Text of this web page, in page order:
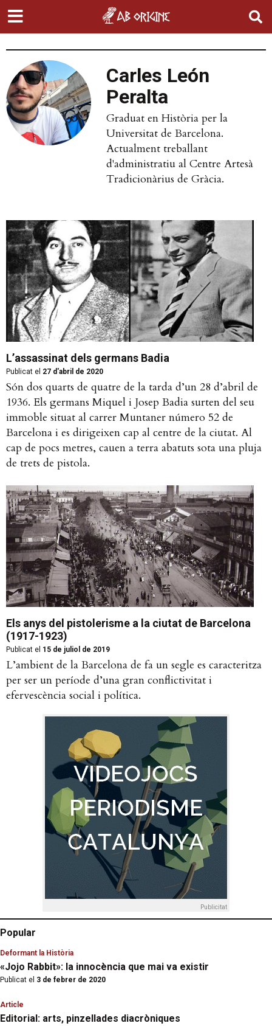
Carles León
Peralta
Graduat en Història per la
Universitat de Barcelona.
Actualment treballant
d'administratiu al Centre Artesà
Tradicionàrius de Gràcia.
L’assassinat dels germans Badia
Publicat el 27 d'abril de 2020
Són dos quarts de quatre de la tarda d’un 28 d’abril de
1936. Els germans Miquel i Josep Badia surten del seu
immoble situat al carrer Muntaner número 52 de
Barcelona i es dirigeixen cap al centre de la ciutat. Al
cap de pocs metres, cauen a terra abatuts sota una pluja
de trets de pistola.
Els anys del pistolerisme a la ciutat de Barcelona
(1917-1923)
Publicat el 15 de juliol de 2019
L’ambient de la Barcelona de fa un segle es caracteritza
per ser un període d’una gran conflictivitat i
efervescència social i política.
Publicitat
Popular
Deformant la Història
«Jojo Rabbit»: la innocència que mai va existir
Publicat el 3 de febrer de 2020
Article
Editorial: arts, pinzellades diacròniques